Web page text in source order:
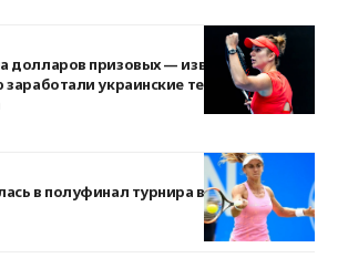
долларов призовых — известна общая
украинские теннисистки на
в полуфинал турнира в Брисбене